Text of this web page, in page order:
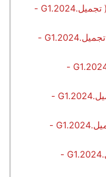
ياسمين عبدالله محمد حريزات ( تجميل.G1.2024 -
ايات محمد عبدالله عوض الله ( تجميل.G1.2024 -
اية زياد سعيد سليمان ( تجميل.G1.2024 -
رتاج محارب إبراهيم فروخ ( تجميل.G1.2024 -
رهف سامي محمد جادالله ( تجميل.G1.2024 -
سارة سامر فايز عثمان ( تجميل.G1.2024 -